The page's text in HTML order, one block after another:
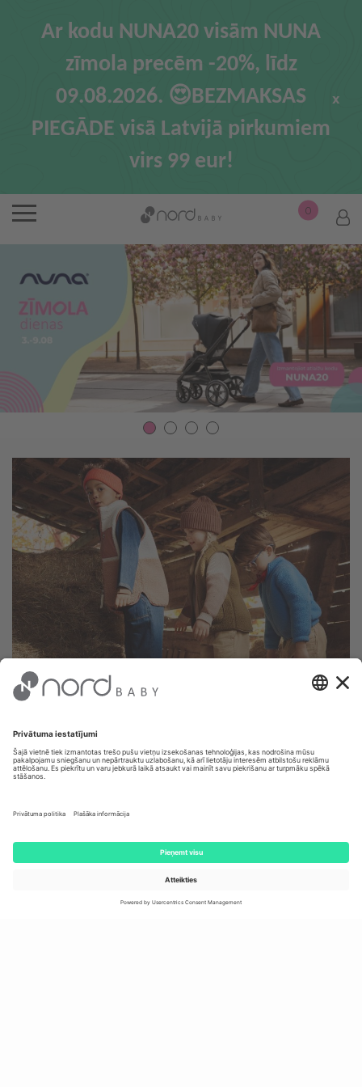
Ar kodu NUNA20 visām NUNA
zīmola precēm -20%, līdz
09.08.2026. 😍BEZMAKSAS
PIEGĀDE visā Latvijā pirkumiem
virs 99 eur!
x
0